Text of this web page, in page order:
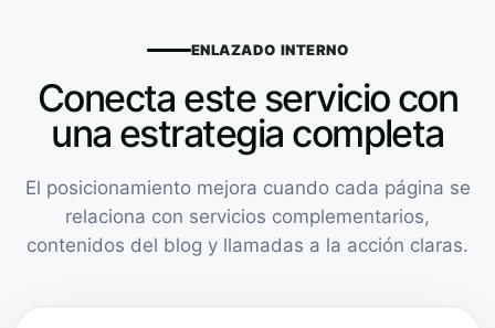
ENLAZADO INTERNO
Conecta este servicio con
una estrategia completa
El posicionamiento mejora cuando cada página se
relaciona con servicios complementarios,
contenidos del blog y llamadas a la acción claras.